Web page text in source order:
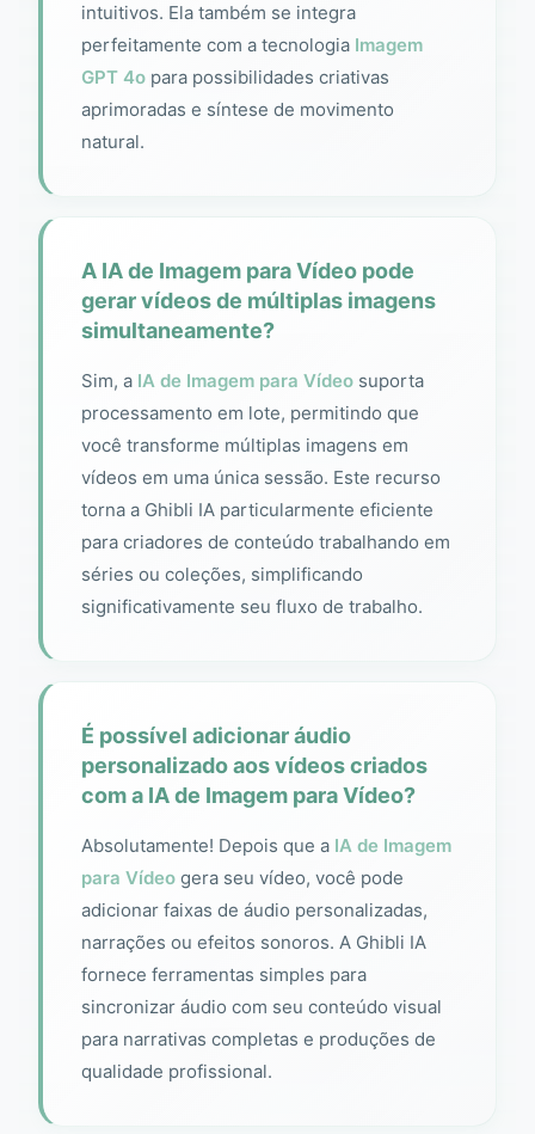
intuitivos. Ela também se integra
perfeitamente com a tecnologia Imagem
GPT 4o para possibilidades criativas
aprimoradas e síntese de movimento
natural.
A IA de Imagem para Vídeo pode
gerar vídeos de múltiplas imagens
simultaneamente?
Sim, a IA de Imagem para Vídeo suporta
processamento em lote, permitindo que
você transforme múltiplas imagens em
vídeos em uma única sessão. Este recurso
torna a Ghibli IA particularmente eficiente
para criadores de conteúdo trabalhando em
séries ou coleções, simplificando
significativamente seu fluxo de trabalho.
É possível adicionar áudio
personalizado aos vídeos criados
com a IA de Imagem para Vídeo?
Absolutamente! Depois que a IA de Imagem
para Vídeo gera seu vídeo, você pode
adicionar faixas de áudio personalizadas,
narrações ou efeitos sonoros. A Ghibli IA
fornece ferramentas simples para
sincronizar áudio com seu conteúdo visual
para narrativas completas e produções de
qualidade profissional.